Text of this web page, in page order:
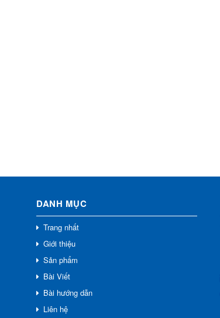
DANH MỤC
Trang nhất
Giới thiệu
Sản phẩm
Bài Viết
Bài hướng dẫn
Liên hệ